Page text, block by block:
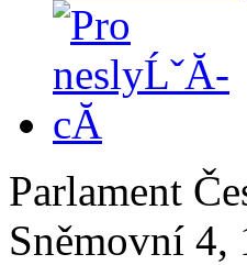
Parlament
Sněmovní 4,